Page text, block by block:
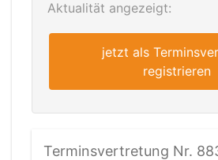
Aktualität angezeigt:
jetzt als
registrieren
Terminsvertretung Nr.